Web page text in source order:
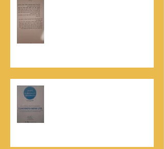
במשך שנים: "תודה לכל אנשי ההוצאה